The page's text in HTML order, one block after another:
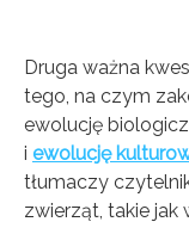
Druga ważna
tego, na czym
ewolucję
i ewolucję
tłumaczy
zwierząt, takie jak